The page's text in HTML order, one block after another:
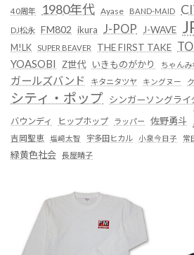
40周年 1980年代 Ayase BAND-MAID
DJ松永 FM802 ikura J-POP J-WAVE
M!LK
SUPER BEAVER THE FIRST TAKE
YOASOBI Z世代 いきものがかり ちゃんみ
ガールズバンド キタニタツヤ キングヌー
シティ・ポップ シンガーソングライ
バウンディ ヒップホップ ラッパー 佐野勇斗
吉岡聖恵 塩﨑太智 宇多田ヒカル 小泉今日子 常
緑黄色社会 長屋晴子